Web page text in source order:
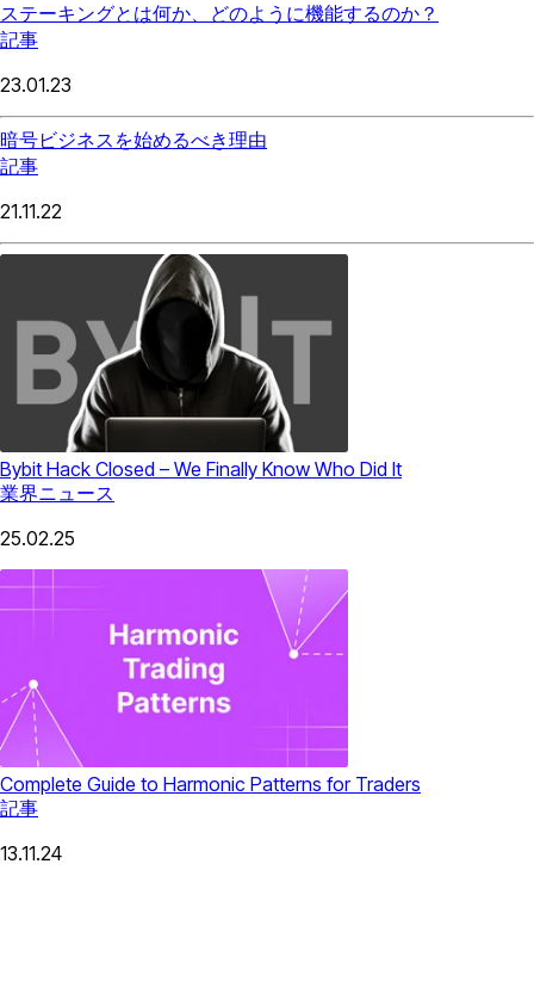
ステーキングとは何か、どのように機能するのか？
記事
23.01.23
暗号ビジネスを始めるべき理由
記事
21.11.22
Bybit Hack Closed – We Finally Know Who Did It
業界ニュース
25.02.25
Complete Guide to Harmonic Patterns for Traders
記事
13.11.24